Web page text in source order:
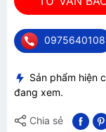
0975640108
Sản phẩm hiện
đang xem.
Chia sẻ